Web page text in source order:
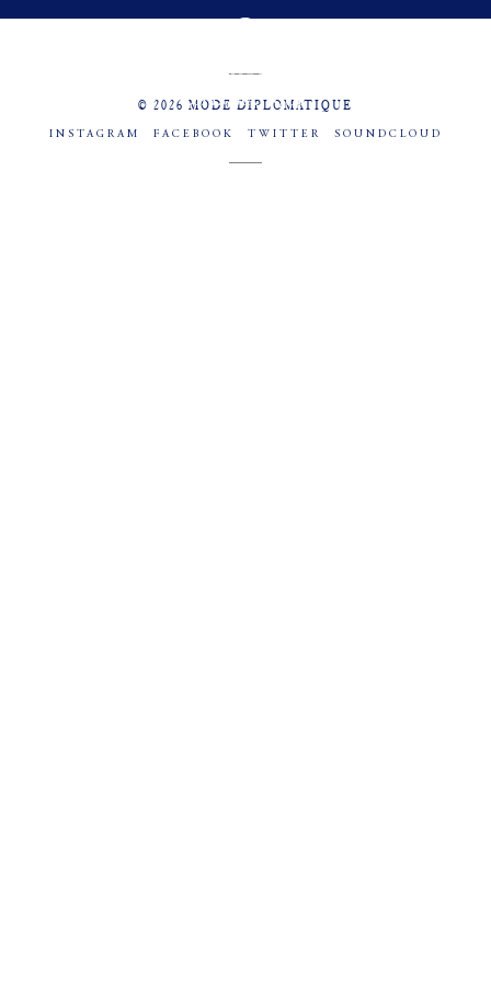
© 2026 MODE DIPLOMATIQUE
INSTAGRAM FACEBOOK TWITTER SOUNDCLOUD